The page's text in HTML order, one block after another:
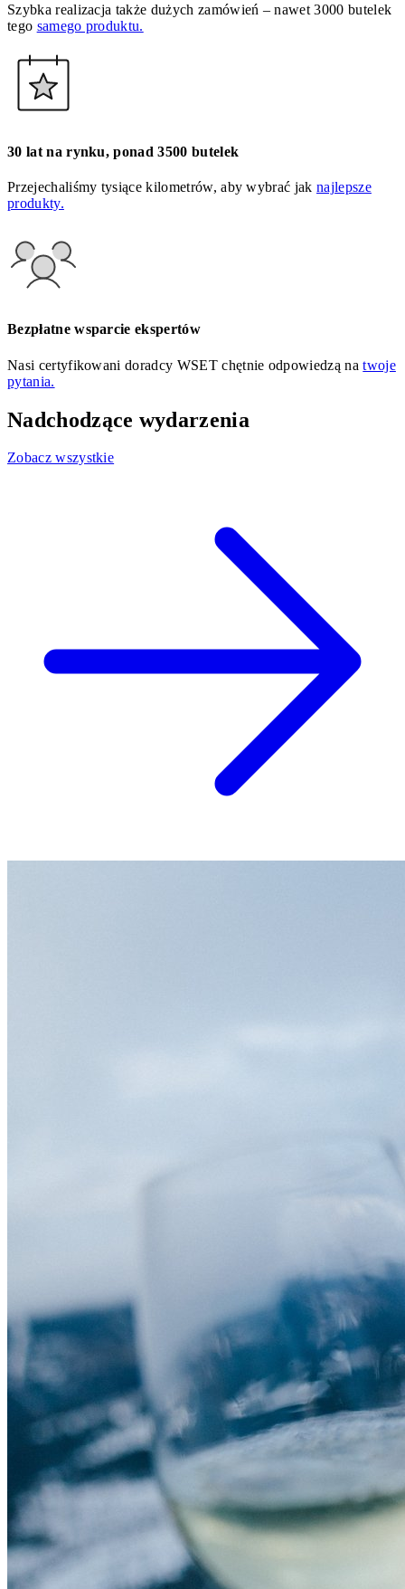
Szybka realizacja także dużych zamówień – nawet 3000 butelek
tego samego produktu.
30 lat na rynku, ponad 3500 butelek
Przejechaliśmy tysiące kilometrów, aby wybrać jaknajlepsze
produkty.
Bezpłatne wsparcie ekspertów
Nasi certyfikowani doradcy WSET chętnie odpowiedzą natwoje
pytania.
Nadchodzące wydarzenia
Zobacz wszystkie